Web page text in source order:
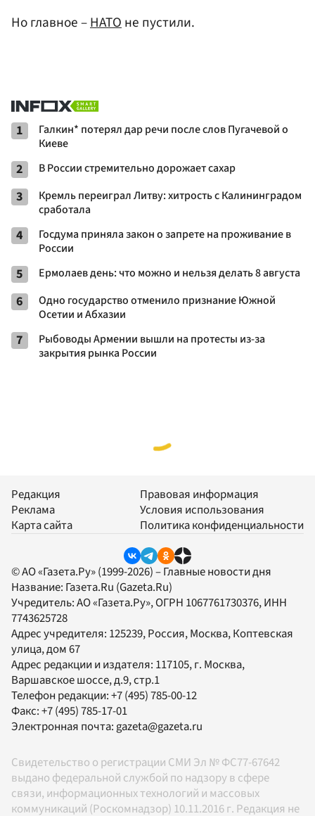
Но главное –НАТОне пустили.
1
Галкин* потерял дар речи после слов Пугачевой о
Киеве
2 В России стремительно дорожает сахар
3
Кремль переиграл Литву: хитрость с Калининградом
сработала
4
Госдума приняла закон о запрете на проживание в
России
5 Ермолаев день: что можно и нельзя делать 8 августа
6
Одно государство отменило признание Южной
Осетии и Абхазии
7
Рыбоводы Армении вышли на протесты из-за
закрытия рынка России
Редакция
Реклама
Карта сайта
Правовая информация
Условия использования
Политика конфиденциальности
© АО «Газета.Ру» (1999-2026) – Главные новости дня
Название: Газета.Ru (Gazeta.Ru)
Учредитель:АО «Газета.Ру», ОГРН 1067761730376, ИНН
7743625728
Адрес учредителя: 125239, Россия, Москва, Коптевская
улица, дом 67
Адрес редакции и издателя: 117105, г. Москва,
Варшавское шоссе, д.9, стр.1
Телефон редакции:+7 (495) 785-00-12
Факс:+7 (495) 785-17-01
Электронная почта:gazeta@gazeta.ru
Свидетельство о регистрации СМИ Эл № ФС77-67642
выдано федеральной службой по надзору в сфере
связи, информационных технологий и массовых
коммуникаций (Роскомнадзор) 10.11.2016 г. Редакция не